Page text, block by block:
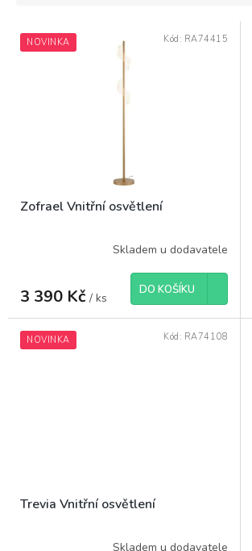
n
V
ý
k
NOVINKA
Zofrael Vnitřní osvětlení
Skladem u dodavatele
3 390 Kč / ks
DO KOŠÍKU
Kód: RA74415
NOVINKA
Trevia Vnitřní osvětlení
Skladem u dodavatele
Kód: RA74108